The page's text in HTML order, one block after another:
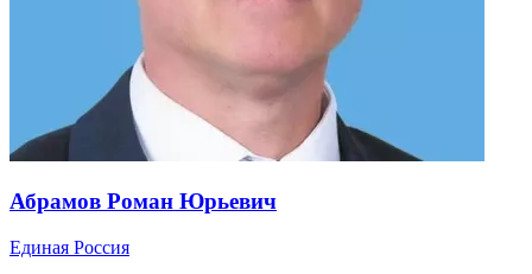
Абрамов Роман Юрьевич
Единая Россия